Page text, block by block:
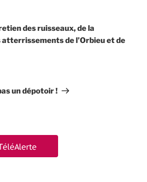
des ruisseaux, de la
de l’Orbieu et de
un dépotoir !